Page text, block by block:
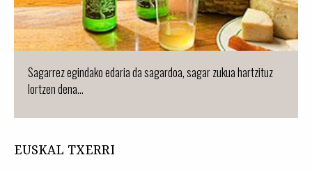
Sagarrez egindako edaria da sagardoa, sagar zukua hartzituz
lortzen dena...
EUSKAL TXERRI